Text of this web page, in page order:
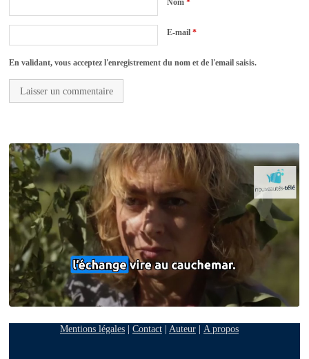
Nom*
E-mail*
En validant, vous acceptez l'enregistrement du nom et de l'email saisis.
Mentions légales| Contact| Auteur| A propos